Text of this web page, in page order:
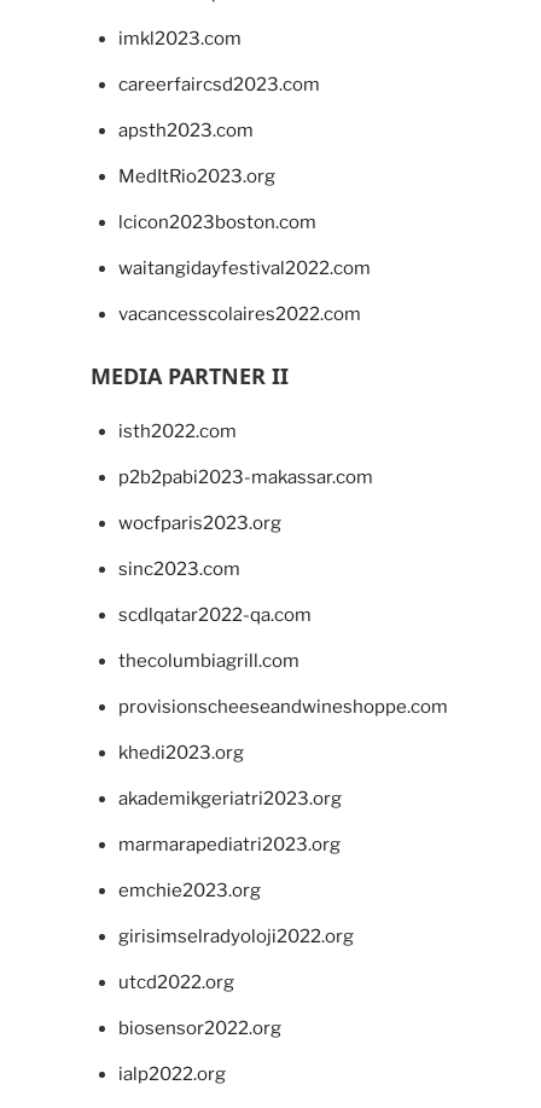
imkl2023.com
careerfaircsd2023.com
apsth2023.com
MedItRio2023.org
lcicon2023boston.com
waitangidayfestival2022.com
vacancesscolaires2022.com
MEDIA PARTNER II
isth2022.com
p2b2pabi2023-makassar.com
wocfparis2023.org
sinc2023.com
scdlqatar2022-qa.com
thecolumbiagrill.com
provisionscheeseandwineshoppe.com
khedi2023.org
akademikgeriatri2023.org
marmarapediatri2023.org
emchie2023.org
girisimselradyoloji2022.org
utcd2022.org
biosensor2022.org
ialp2022.org